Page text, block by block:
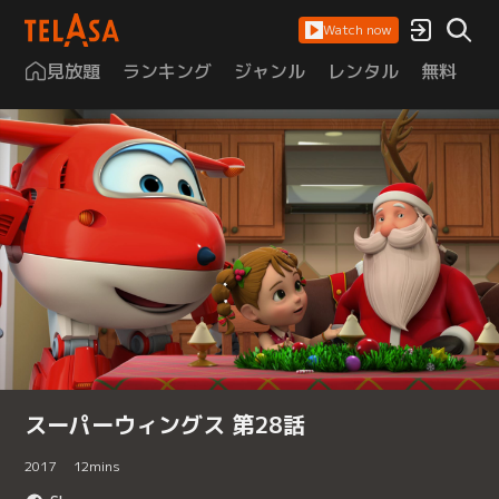
Watch now
見放題 ランキング ジャンル レンタル 無料
スーパーウィングス 第28話
2017 12mins